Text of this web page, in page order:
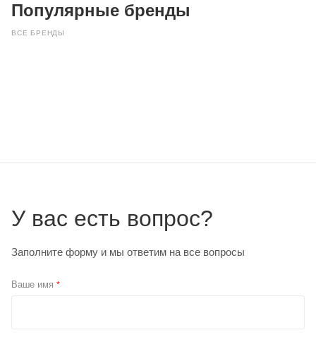
Популярные бренды
ВСЕ БРЕНДЫ
У вас есть вопрос?
Заполните форму и мы ответим на все вопросы
Ваше имя *